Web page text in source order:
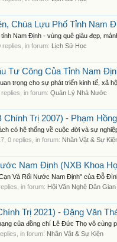
Chùa Lựu Phố Tỉnh Nam
Nam Định - vùng quê giàu đẹp,
replies, in forum: Lịch Sử Học
Tư Công Của Tỉnh Nam
trọng cho sự phát triển kinh tế, xã
replies, in forum:Quản Lý Nhà Nước
Trị 2007) - Phạm
có hệ thống về cuộc đời và sự
, 0 replies, in forum: Nhân Vật & Sự
Nam Định (NXB Khoa
Và Rối Nước Nam Định" của Đỗ
replies, in forum: Hội Văn Nghệ Dân
Trị 2021) - Đặng Văn
của đồng chí Lê Đức Thọ vô cùng
in forum: Nhân Vật & Sự Kiện